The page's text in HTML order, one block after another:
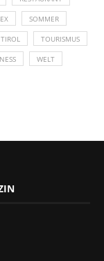
SOMMER
TIROL TOURISMUS
WELT